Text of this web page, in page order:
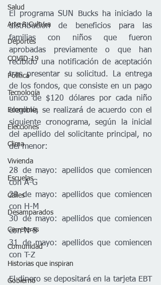
Salud
Arte & Cultura
Deportes
COVID-19
Política
Tecnología
Economía
Elecciones
Clima
Vivienda
Escuelas
Calles
Desamparados
Carreteras
Comunidad
Historias que inspiran
Gobierno
El programa SUN Bucks ha iniciado la
distribución de beneficios para las
familias con niños que fueron
aprobadas previamente o que han
recibido una notificación de aceptación
tras presentar su solicitud. La entrega
de los fondos, que consiste en un pago
único de $120 dólares por cada niño
elegible, se realizará de acuerdo con el
siguiente cronograma, según la inicial
del apellido del solicitante principal, no
del menor:
28 de mayo: apellidos que comiencen
con A-G
29 de mayo: apellidos que comiencen
con H-M
30 de mayo: apellidos que comiencen
con N-S
31 de mayo: apellidos que comiencen
con T-Z
El dinero se depositará en la tarjeta EBT